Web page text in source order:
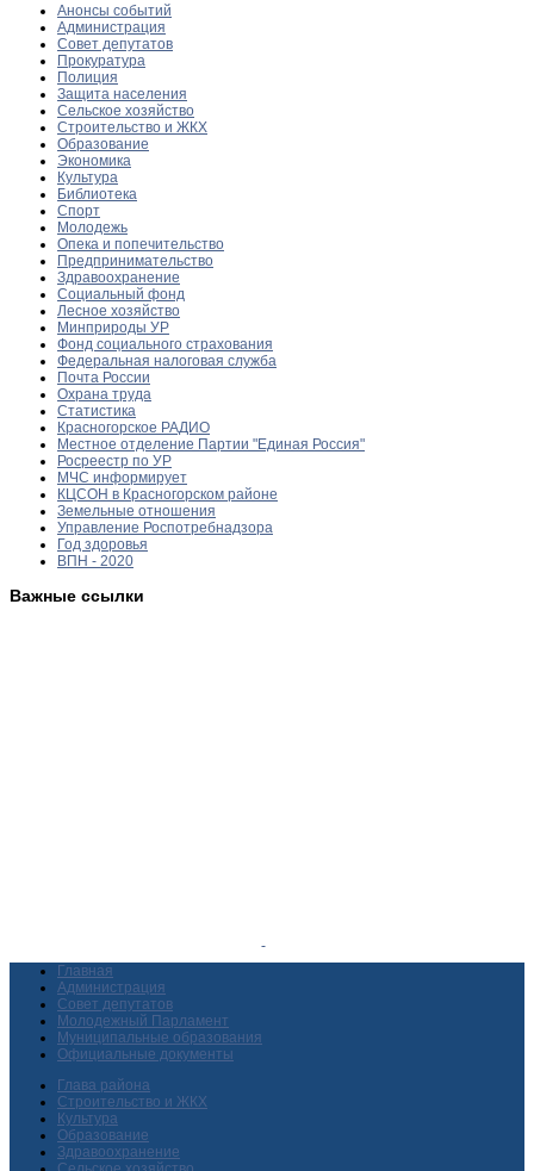
Анонсы событий
Администрация
Совет депутатов
Прокуратура
Полиция
Защита населения
Сельское хозяйство
Строительство и ЖКХ
Образование
Экономика
Культура
Библиотека
Спорт
Молодежь
Опека и попечительство
Предпринимательство
Здравоохранение
Социальный фонд
Лесное хозяйство
Минприроды УР
Фонд социального страхования
Федеральная налоговая служба
Почта России
Охрана труда
Статистика
Красногорское РАДИО
Местное отделение Партии "Единая Россия"
Росреестр по УР
МЧС информирует
КЦСОН в Красногорском районе
Земельные отношения
Управление Роспотребнадзора
Год здоровья
ВПН - 2020
Важные ссылки
Главная
Администрация
Совет депутатов
Молодежный Парламент
Муниципальные образования
Официальные документы
Глава района
Строительство и ЖКХ
Культура
Образование
Здравоохранение